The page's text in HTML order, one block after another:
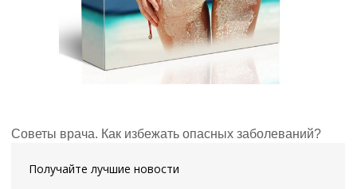
Советы врача. Как избежать опасных заболеваний?
Получайте лучшие новости